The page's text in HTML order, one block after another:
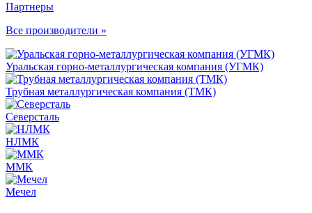
Партнеры
Все производители »
Уральская горно-металлургическая компания (УГМК)
Трубная металлургическая компания (ТМК)
Северсталь
НЛМК
ММК
Мечел